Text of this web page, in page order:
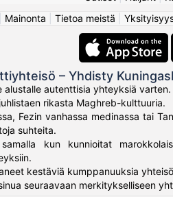
Mainonta Tietoa meistä
– Yhdisty
alustalle autenttisia yhteyksiä
rikasta Maghreb-kulttuuria.
Fezin vanhassa medinassa tai
suhteita.
kun kunnioitat
kestäviä kumppanuuksia
seuraavaan merkitykselliseen